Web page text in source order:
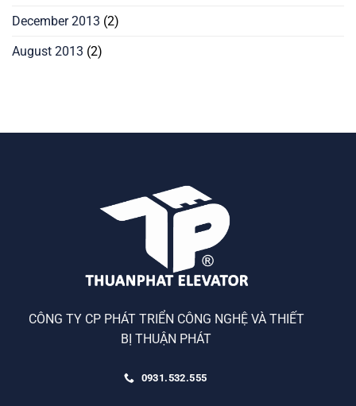
December 2013 (2)
August 2013 (2)
CÔNG TY CP PHÁT TRIỂN CÔNG NGHỆ VÀ THIẾT
BỊ THUẬN PHÁT
0931.532.555